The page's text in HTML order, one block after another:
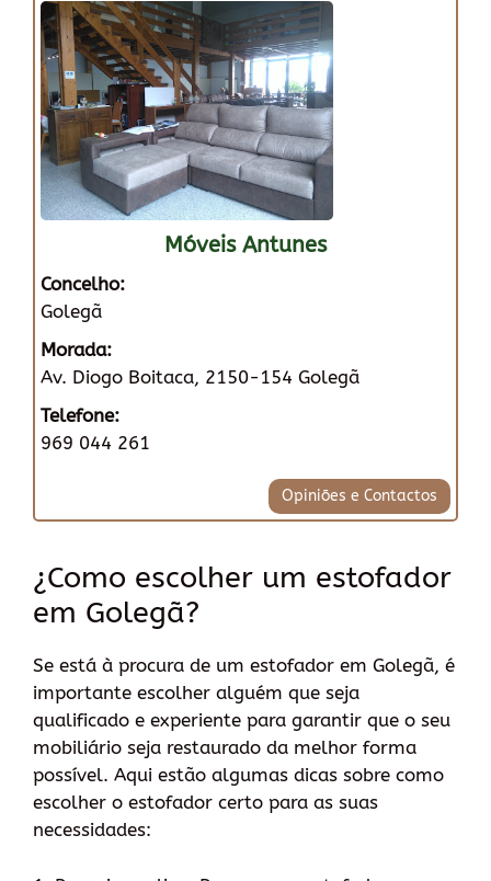
Móveis Antunes
Concelho:
Golegã
Morada:
Av. Diogo Boitaca, 2150-154 Golegã
Telefone:
969 044 261
Opiniões e Contactos
¿Como escolher um estofador
em Golegã?
Se está à procura de um estofador em Golegã, é
importante escolher alguém que seja
qualificado e experiente para garantir que o seu
mobiliário seja restaurado da melhor forma
possível. Aqui estão algumas dicas sobre como
escolher o estofador certo para as suas
necessidades: